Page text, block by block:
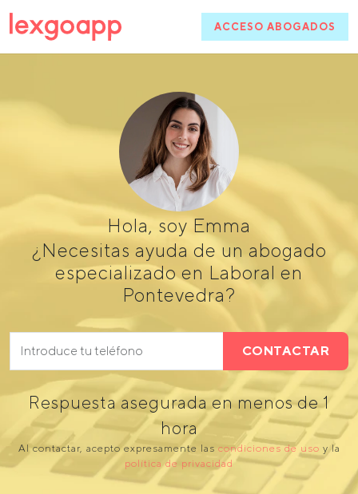
ACCESO ABOGADOS
Hola, soy Emma
¿Necesitas ayuda de un abogado
especializado en Laboral en
Pontevedra?
CONTACTAR
Respuesta asegurada en menos de 1
hora
Al contactar, acepto expresamente las condiciones de uso y la
política de privacidad